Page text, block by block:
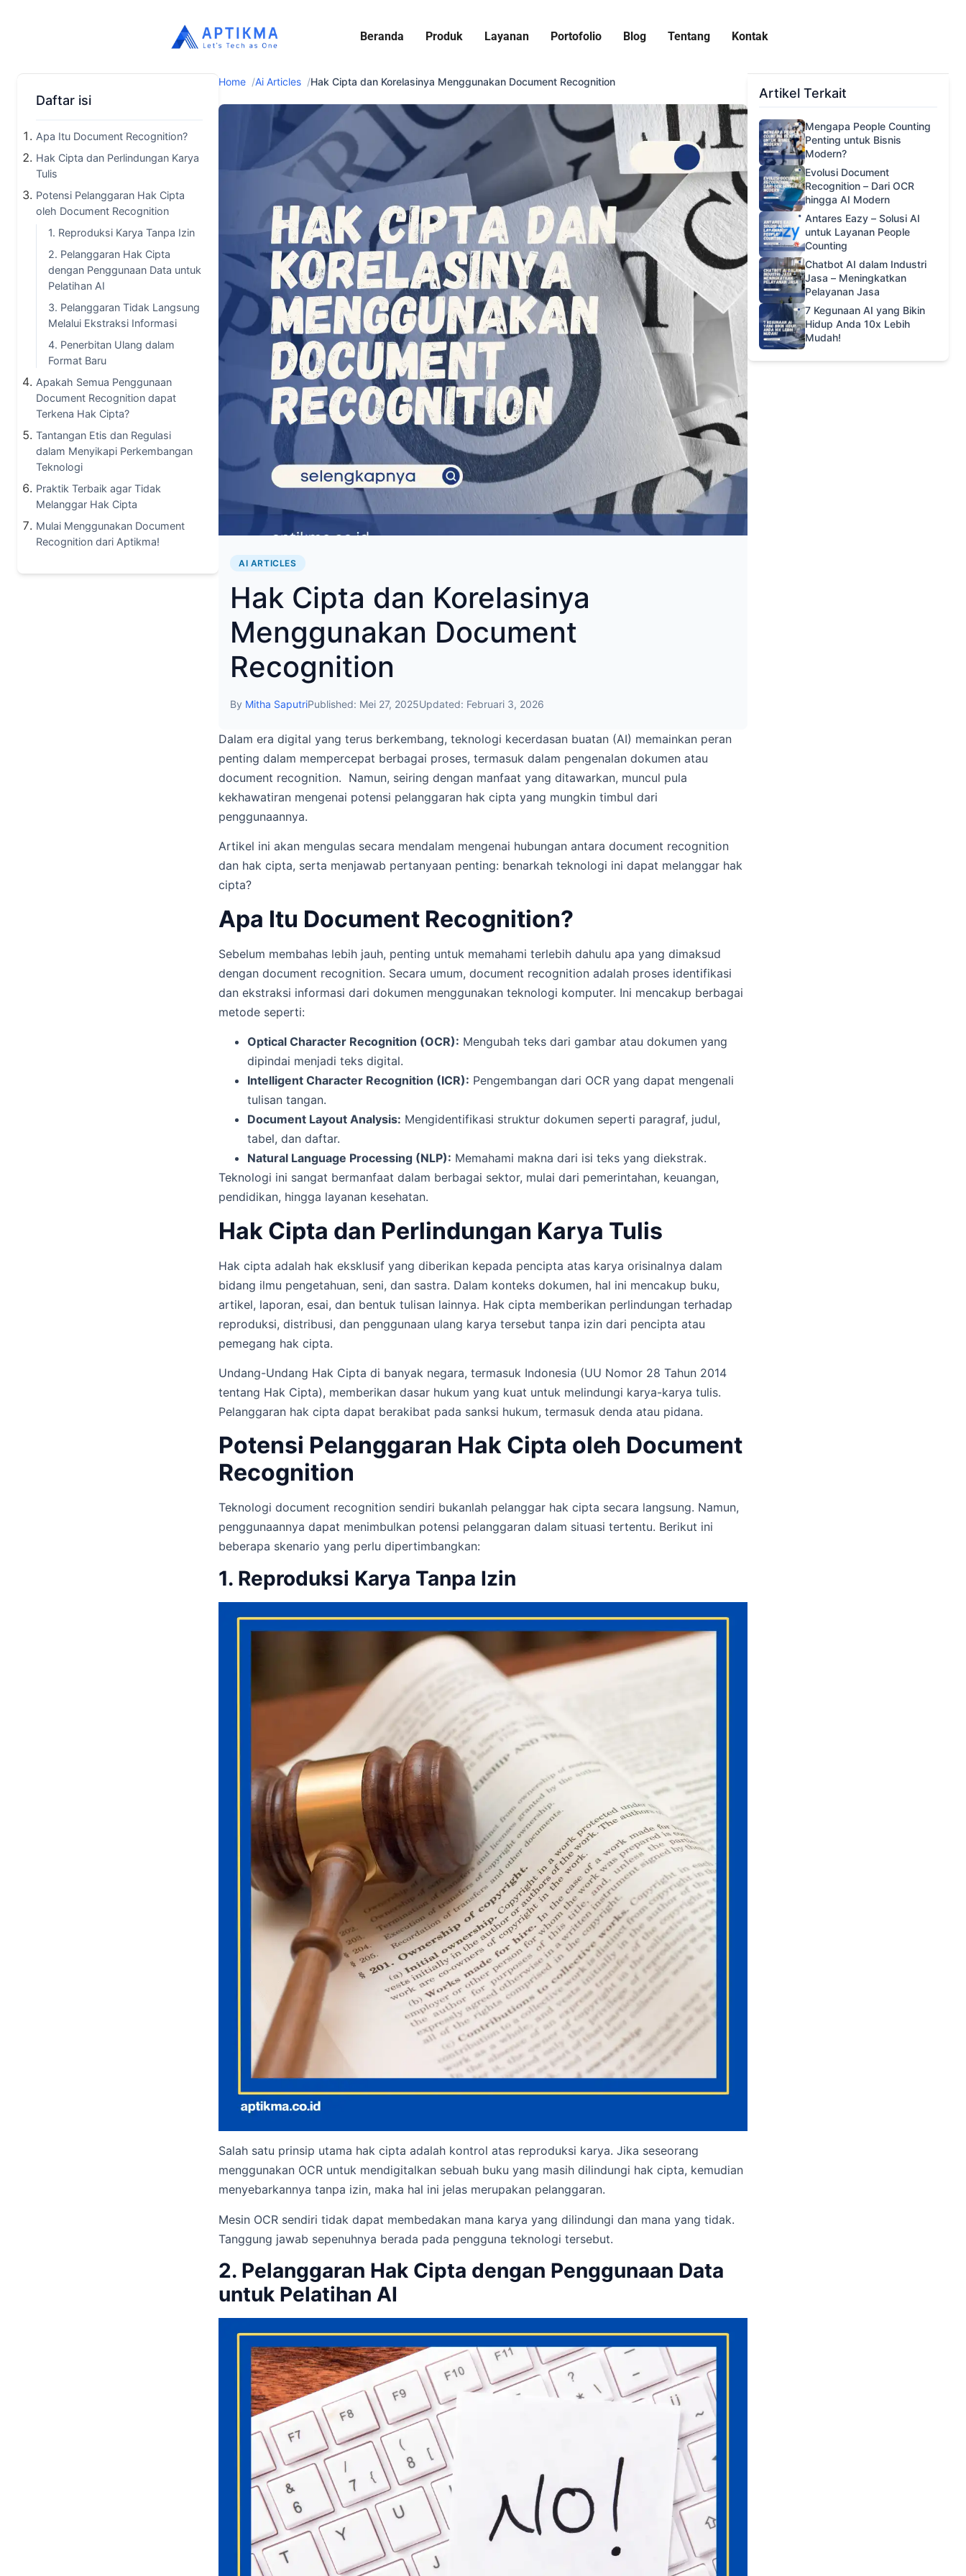
Beranda Produk Layanan Portofolio Blog Tentang Kontak
Daftar isi
Apa Itu Document Recognition?
Hak Cipta dan Perlindungan Karya
Tulis
Potensi Pelanggaran Hak Cipta
oleh Document Recognition
1. Reproduksi Karya Tanpa Izin
2. Pelanggaran Hak Cipta
dengan Penggunaan Data untuk
Pelatihan AI
3. Pelanggaran Tidak Langsung
Melalui Ekstraksi Informasi
4. Penerbitan Ulang dalam
Format Baru
Apakah Semua Penggunaan
Document Recognition dapat
Terkena Hak Cipta?
Tantangan Etis dan Regulasi
dalam Menyikapi Perkembangan
Teknologi
Praktik Terbaik agar Tidak
Melanggar Hak Cipta
Mulai Menggunakan Document
Recognition dari Aptikma!
Home Ai Articles Hak Cipta dan Korelasinya Menggunakan Document Recognition
AI ARTICLES
Hak Cipta dan Korelasinya
Menggunakan Document
Recognition
By Mitha SaputriPublished: Mei 27, 2025Updated: Februari 3, 2026
Dalam era digital yang terus berkembang, teknologi kecerdasan buatan (AI) memainkan peran
penting dalam mempercepat berbagai proses, termasuk dalam pengenalan dokumen atau
document recognition. Namun, seiring dengan manfaat yang ditawarkan, muncul pula
kekhawatiran mengenai potensi pelanggaran hak cipta yang mungkin timbul dari
penggunaannya.
Artikel ini akan mengulas secara mendalam mengenai hubungan antara document recognition
dan hak cipta, serta menjawab pertanyaan penting: benarkah teknologi ini dapat melanggar hak
cipta?
Apa Itu Document Recognition?
Sebelum membahas lebih jauh, penting untuk memahami terlebih dahulu apa yang dimaksud
dengan document recognition. Secara umum, document recognition adalah proses identifikasi
dan ekstraksi informasi dari dokumen menggunakan teknologi komputer. Ini mencakup berbagai
metode seperti:
Optical Character Recognition (OCR): Mengubah teks dari gambar atau dokumen yang
dipindai menjadi teks digital.
Intelligent Character Recognition (ICR): Pengembangan dari OCR yang dapat mengenali
tulisan tangan.
Document Layout Analysis: Mengidentifikasi struktur dokumen seperti paragraf, judul,
tabel, dan daftar.
Natural Language Processing (NLP): Memahami makna dari isi teks yang diekstrak.
Teknologi ini sangat bermanfaat dalam berbagai sektor, mulai dari pemerintahan, keuangan,
pendidikan, hingga layanan kesehatan.
Hak Cipta dan Perlindungan Karya Tulis
Hak cipta adalah hak eksklusif yang diberikan kepada pencipta atas karya orisinalnya dalam
bidang ilmu pengetahuan, seni, dan sastra. Dalam konteks dokumen, hal ini mencakup buku,
artikel, laporan, esai, dan bentuk tulisan lainnya. Hak cipta memberikan perlindungan terhadap
reproduksi, distribusi, dan penggunaan ulang karya tersebut tanpa izin dari pencipta atau
pemegang hak cipta.
Undang-Undang Hak Cipta di banyak negara, termasuk Indonesia (UU Nomor 28 Tahun 2014
tentang Hak Cipta), memberikan dasar hukum yang kuat untuk melindungi karya-karya tulis.
Pelanggaran hak cipta dapat berakibat pada sanksi hukum, termasuk denda atau pidana.
Potensi Pelanggaran Hak Cipta oleh Document
Recognition
Teknologi document recognition sendiri bukanlah pelanggar hak cipta secara langsung. Namun,
penggunaannya dapat menimbulkan potensi pelanggaran dalam situasi tertentu. Berikut ini
beberapa skenario yang perlu dipertimbangkan:
1. Reproduksi Karya Tanpa Izin
Salah satu prinsip utama hak cipta adalah kontrol atas reproduksi karya. Jika seseorang
menggunakan OCR untuk mendigitalkan sebuah buku yang masih dilindungi hak cipta, kemudian
menyebarkannya tanpa izin, maka hal ini jelas merupakan pelanggaran.
Mesin OCR sendiri tidak dapat membedakan mana karya yang dilindungi dan mana yang tidak.
Tanggung jawab sepenuhnya berada pada pengguna teknologi tersebut.
2. Pelanggaran Hak Cipta dengan Penggunaan Data
untuk Pelatihan AI
Artikel Terkait
Mengapa People Counting
Penting untuk Bisnis
Modern?
Evolusi Document
Recognition – Dari OCR
hingga AI Modern
Antares Eazy – Solusi AI
untuk Layanan People
Counting
Chatbot AI dalam Industri
Jasa – Meningkatkan
Pelayanan Jasa
7 Kegunaan AI yang Bikin
Hidup Anda 10x Lebih
Mudah!